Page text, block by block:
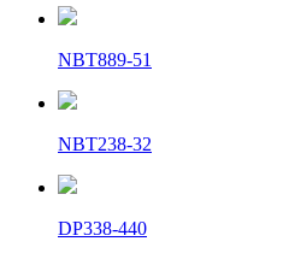
NBT889-51
NBT238-32
DP338-440